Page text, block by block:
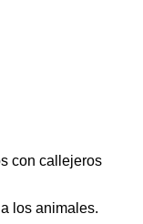
con callejeros
los animales.